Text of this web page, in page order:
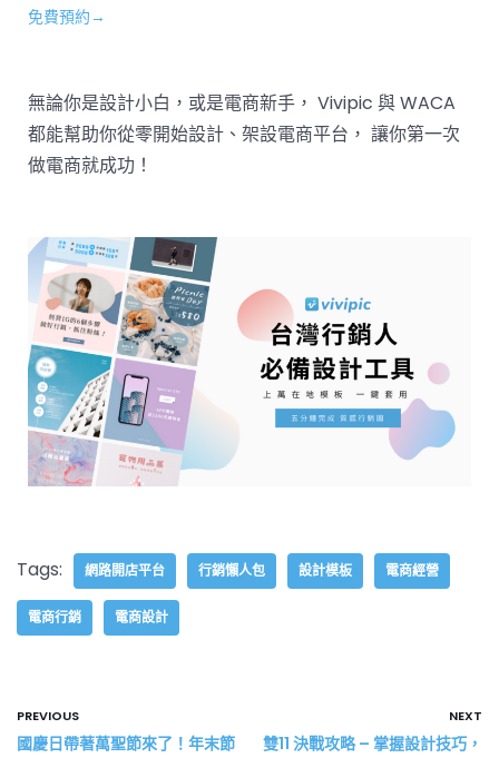
免費預約→
無論你是設計小白，或是電商新手， Vivipic 與 WACA
都能幫助你從零開始設計、架設電商平台， 讓你第一次
做電商就成功！
Tags: 網路開店平台 行銷懶人包 設計模板 電商經營
電商行銷 電商設計
PREVIOUS
國慶日帶著萬聖節來了！年末節
NEXT
雙11 決戰攻略 – 掌握設計技巧，